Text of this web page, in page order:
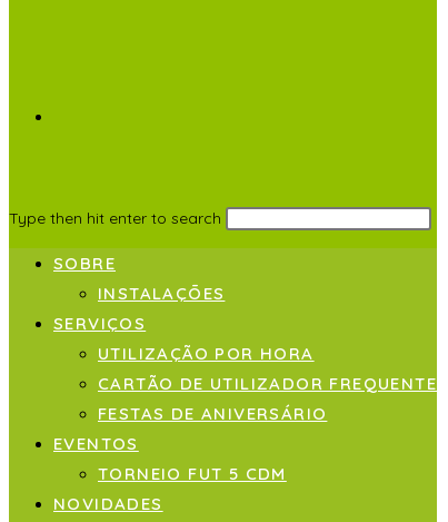
Type then hit enter to search
SOBRE
INSTALAÇÕES
SERVIÇOS
UTILIZAÇÃO POR HORA
CARTÃO DE UTILIZADOR FREQUENTE
FESTAS DE ANIVERSÁRIO
EVENTOS
TORNEIO FUT 5 CDM
NOVIDADES